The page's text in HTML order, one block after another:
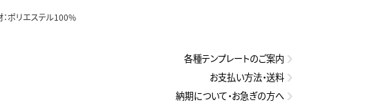
：ポリエステル100%
各種テンプレートのご案内
お支払い方法・送料
納期について・お急ぎの方へ